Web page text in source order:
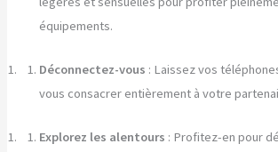
équipements.
Déconnectez-vous : Laissez vos
vous consacrer entièrement à votre
Explorez les alentours : Profitez-en pour